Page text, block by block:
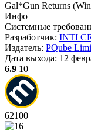
Gal*Gun Returns (
Инфо
Системные
Разработчик: INTI
Издатель: PQube
Дата выхода: 12
6.9 10
62100